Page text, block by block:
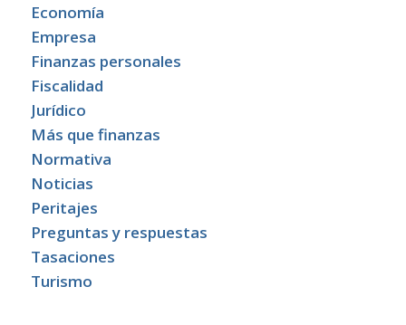
Economía
Empresa
Finanzas personales
Fiscalidad
Jurídico
Más que finanzas
Normativa
Noticias
Peritajes
Preguntas y respuestas
Tasaciones
Turismo